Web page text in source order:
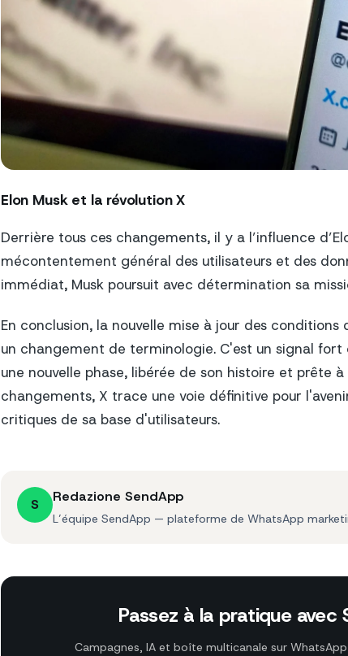
Elon Musk et la révolution X
Derrière tous ces changements, il y a l’influence
mécontentement général des utilisateurs et des
immédiat, Musk poursuit avec détermination sa
En conclusion, la nouvelle mise à jour des conditions
un changement de terminologie. C'est un signal
une nouvelle phase, libérée de son histoire et prête
changements, X trace une voie définitive pour
critiques de sa base d'utilisateurs.
S Redazione SendApp
L’équipe SendApp — plateforme de WhatsApp
Passez à la pratique avec
Campagnes, IA et boîte multicanale sur